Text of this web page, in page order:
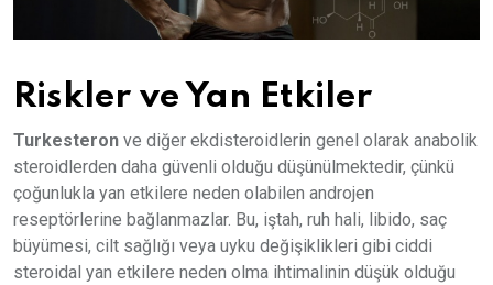
Riskler ve Yan Etkiler
Turkesteron ve diğer ekdisteroidlerin genel olarak anabolik
steroidlerden daha güvenli olduğu düşünülmektedir, çünkü
çoğunlukla yan etkilere neden olabilen androjen
reseptörlerine bağlanmazlar. Bu, iştah, ruh hali, libido, saç
büyümesi, cilt sağlığı veya uyku değişiklikleri gibi ciddi
steroidal yan etkilere neden olma ihtimalinin düşük olduğu